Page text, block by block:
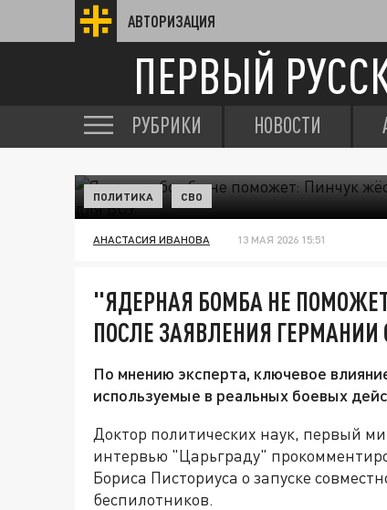
АВТОРИЗАЦИЯ
ПЕРВЫЙ
РУБРИКИ НОВОСТИ
ПОЛИТИКА СВО
АНАСТАСИЯ ИВАНОВА 13 МАЯ 2026 15:51
"ЯДЕРНАЯ БОМБА НЕ
ПОСЛЕ ЗАЯВЛЕНИЯ
По мнению эксперта, ключевое
используемые в реальных боевых
Доктор политических наук, первый
интервью "Царьграду"
Бориса Писториуса о запуске
беспилотников.